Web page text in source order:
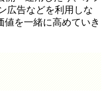
広告などを利用しな
を一緒に高めていき